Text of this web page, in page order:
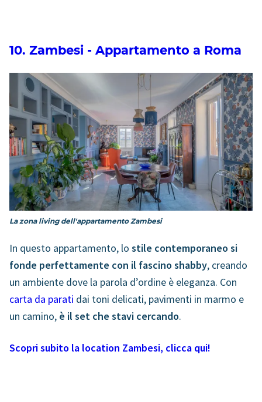
10. Zambesi - Appartamento a Roma
La zona living dell'appartamento Zambesi
In questo appartamento, lo stile contemporaneo si
fonde perfettamente con il fascino shabby, creando
un ambiente dove la parola d’ordine è eleganza. Con
carta da parati dai toni delicati, pavimenti in marmo e
un camino, è il set che stavi cercando.
Scopri subito la location Zambesi, clicca qui!